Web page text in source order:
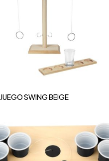
JUEGO SWING BEIGE